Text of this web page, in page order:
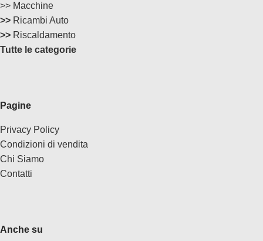
>> Macchine
>> Ricambi Auto
>> Riscaldamento
Tutte le categorie
Pagine
Privacy Policy
Condizioni di vendita
Chi Siamo
Contatti
Anche su